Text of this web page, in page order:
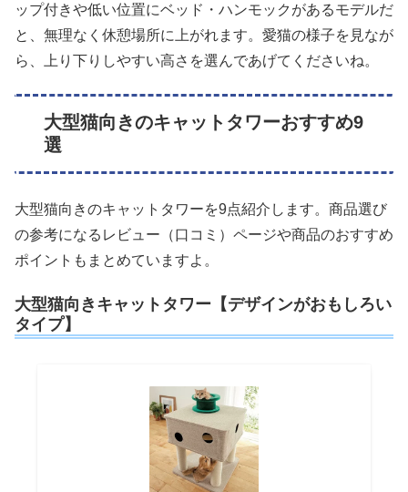
ップ付きや低い位置にベッド・ハンモックがあるモデルだ
と、無理なく休憩場所に上がれます。愛猫の様子を見なが
ら、上り下りしやすい高さを選んであげてくださいね。
大型猫向きのキャットタワーおすすめ9
選
大型猫向きのキャットタワーを9点紹介します。商品選び
の参考になるレビュー（口コミ）ページや商品のおすすめ
ポイントもまとめていますよ。
大型猫向きキャットタワー【デザインがおもしろい
タイプ】